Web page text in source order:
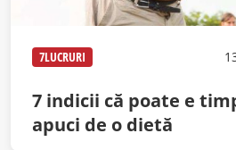
7LUCRURI
7 indicii că poate e
apuci de o dietă